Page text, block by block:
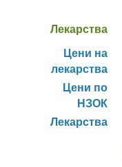
Лекарства
Цени на
лекарства
Цени по
НЗОК
Лекарства